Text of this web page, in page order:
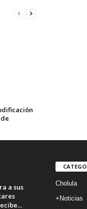
a sus
Cholula
+Noticias